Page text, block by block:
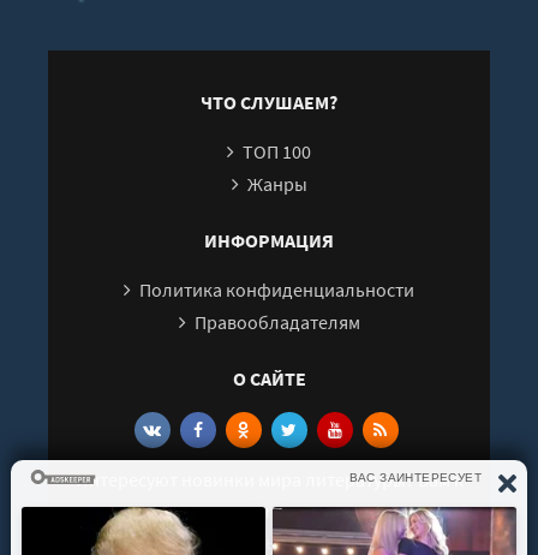
ЧТО СЛУШАЕМ?
ТОП 100
Жанры
ИНФОРМАЦИЯ
Политика конфиденциальности
Правообладателям
О САЙТЕ
Интересуют новинки мира литературы? Вам к
нам. У нас можно послушать как новые так и
старые аудиокниги. Выбрать и поделиться с